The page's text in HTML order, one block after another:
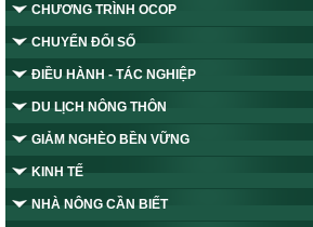
CHƯƠNG TRÌNH OCOP
CHUYỂN ĐỔI SỐ
ĐIỀU HÀNH - TÁC NGHIỆP
DU LỊCH NÔNG THÔN
GIẢM NGHÈO BỀN VỮNG
KINH TẾ
NHÀ NÔNG CẦN BIẾT